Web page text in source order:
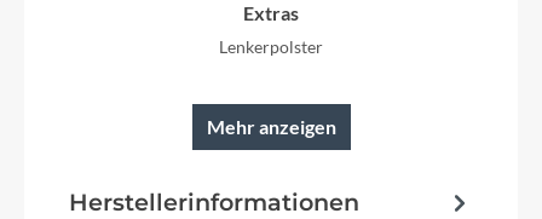
Extras
Lenkerpolster
Griffe
Mehr anzeigen
Herstellerinformationen